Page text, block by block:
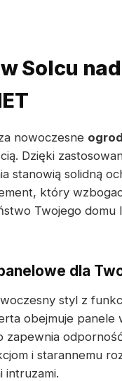
Solcu
nowoczesne
Dzięki
stanowią solidną
który
Twojego
dla
styl z
obejmuje
i starannemu
intruzami.